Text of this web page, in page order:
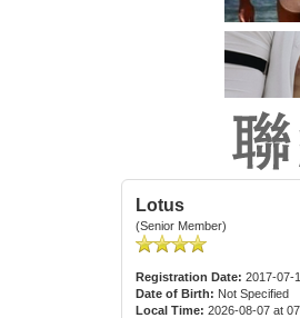
Lotus
(Senior Member)
Registration Date: 2017-07-
Date of Birth: Not Specified
Local Time: 2026-08-07 at